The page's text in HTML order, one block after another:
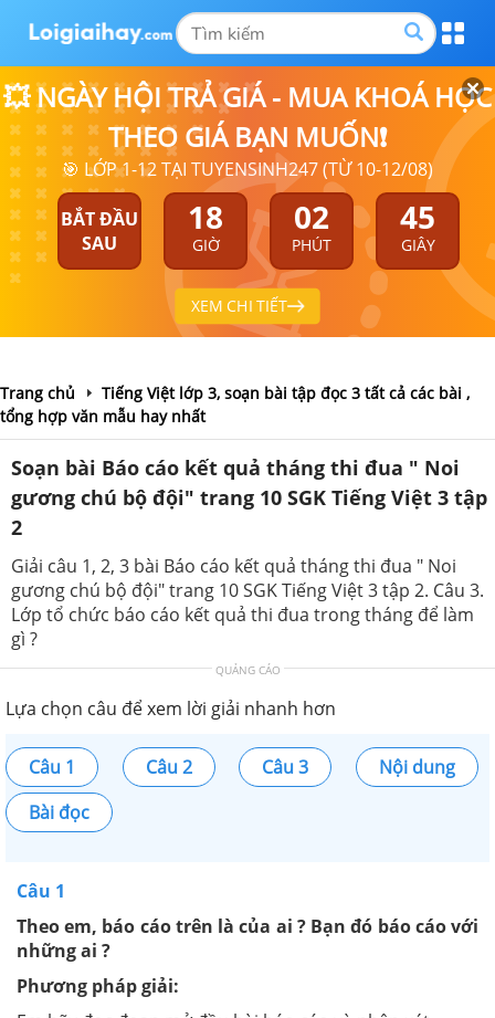
💥 NGÀY HỘI TRẢ GIÁ - MUA KHOÁ HỌC
THEO GIÁ BẠN MUỐN❗
🎯 LỚP 1-12 TẠI TUYENSINH247 (TỪ 10-12/08)
BẮT ĐẦU
SAU
18
GIỜ
02
PHÚT
45
GIÂY
XEM CHI TIẾT
Trang chủ
Tiếng Việt lớp 3, soạn bài tập đọc 3 tất cả các bài ,
tổng hợp văn mẫu hay nhất
Soạn bài Báo cáo kết quả tháng thi đua " Noi
gương chú bộ đội" trang 10 SGK Tiếng Việt 3 tập
2
Giải câu 1, 2, 3 bài Báo cáo kết quả tháng thi đua " Noi
gương chú bộ đội" trang 10 SGK Tiếng Việt 3 tập 2. Câu 3.
Lớp tổ chức báo cáo kết quả thi đua trong tháng để làm
gì ?
QUẢNG CÁO
Lựa chọn câu để xem lời giải nhanh hơn
Câu 1 Câu 2 Câu 3
Nội dung
Bài đọc
Câu 1
Theo em, báo cáo trên là của ai ? Bạn đó báo cáo với
những ai ?
Phương pháp giải: